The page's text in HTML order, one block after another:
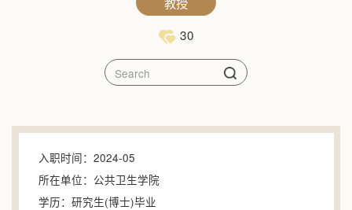
30
入职时间：2024-05
所在单位：公共卫生学院
学历：研究生(博士)毕业